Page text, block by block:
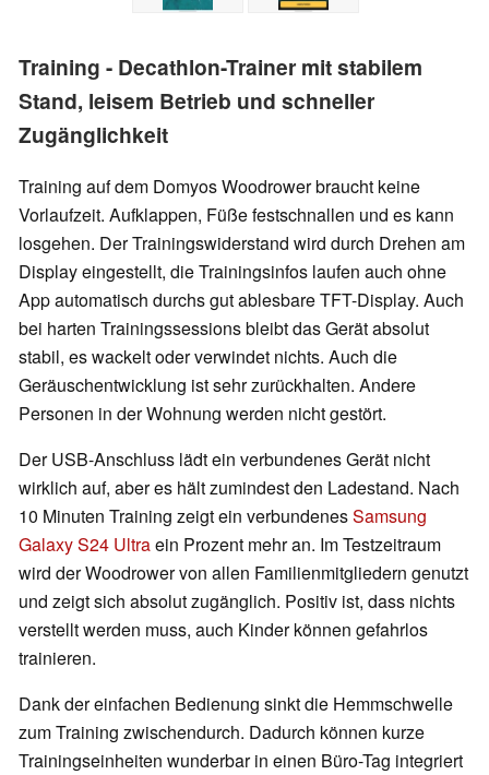
Training - Decathlon-Trainer mit stabilem
Stand, leisem Betrieb und schneller
Zugänglichkeit
Training auf dem Domyos Woodrower braucht keine
Vorlaufzeit. Aufklappen, Füße festschnallen und es kann
losgehen. Der Trainingswiderstand wird durch Drehen am
Display eingestellt, die Trainingsinfos laufen auch ohne
App automatisch durchs gut ablesbare TFT-Display. Auch
bei harten Trainingssessions bleibt das Gerät absolut
stabil, es wackelt oder verwindet nichts. Auch die
Geräuschentwicklung ist sehr zurückhalten. Andere
Personen in der Wohnung werden nicht gestört.
Der USB-Anschluss lädt ein verbundenes Gerät nicht
wirklich auf, aber es hält zumindest den Ladestand. Nach
10 Minuten Training zeigt ein verbundenesSamsung
Galaxy S24 Ultraein Prozent mehr an. Im Testzeitraum
wird der Woodrower von allen Familienmitgliedern genutzt
und zeigt sich absolut zugänglich. Positiv ist, dass nichts
verstellt werden muss, auch Kinder können gefahrlos
trainieren.
Dank der einfachen Bedienung sinkt die Hemmschwelle
zum Training zwischendurch. Dadurch können kurze
Trainingseinheiten wunderbar in einen Büro-Tag integriert